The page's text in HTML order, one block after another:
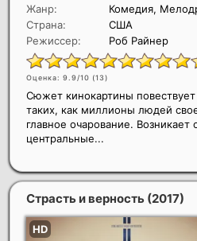
Жанр:
Комедия,
Страна:
США
Режиссер:
Роб Райнер
Оценка: 9.9/10 (13)
Сюжет кинокартины
таких, как миллионы людей
главное очарование.
центральные...
Страсть и верность (2017)